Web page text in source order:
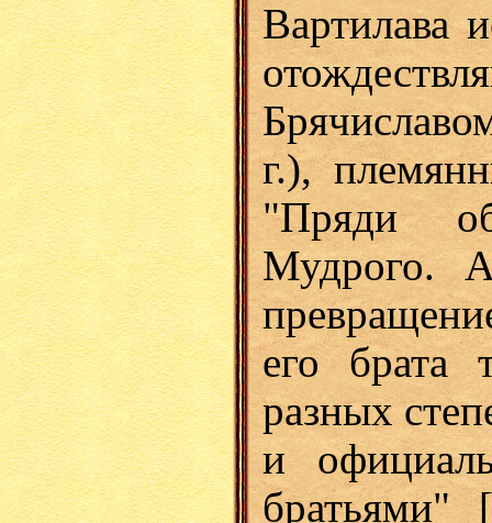
Вартилава
г.),
"Пряди
Мудрого.
его брата
разных
и
братьями"